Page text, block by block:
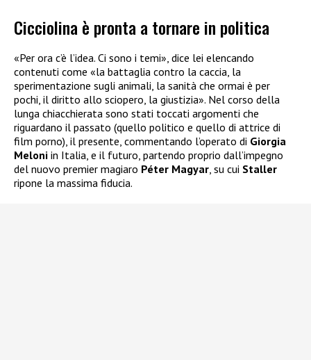
Cicciolina è pronta a tornare in politica
«Per ora c’è l’idea. Ci sono i temi», dice lei elencando
contenuti come «la battaglia contro la caccia, la
sperimentazione sugli animali, la sanità che ormai è per
pochi, il diritto allo sciopero, la giustizia». Nel corso della
lunga chiacchierata sono stati toccati argomenti che
riguardano il passato (quello politico e quello di attrice di
film porno), il presente, commentando l’operato di Giorgia
Meloni in Italia, e il futuro, partendo proprio dall’impegno
del nuovo premier magiaro Péter Magyar , su cui Staller
ripone la massima fiducia.